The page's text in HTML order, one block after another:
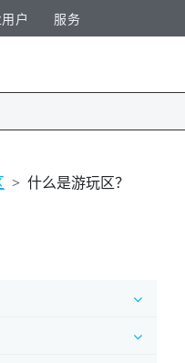
户 服务
> 什么是游玩区？